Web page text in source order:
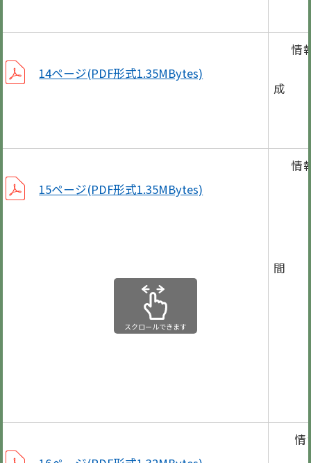
14ページ(PDF形式1.35MBytes)
情
成
15ページ(PDF形式1.35MBytes)
情
間
情
スクロールできます